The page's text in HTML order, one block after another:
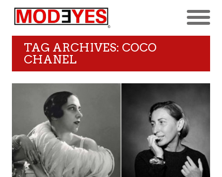
TAG ARCHIVES: COCO
CHANEL